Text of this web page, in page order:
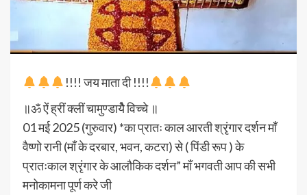
!!!! जय माता दी !!!!
॥ॐ ऐं ह्रीं क्लीं चामुण्डायैे विच्चे ॥
01 मई 2025 (गुरुवार) *का प्रातः काल आरती श्रृंगार दर्शन माँ
वैष्णो रानी (माँ के दरबार, भवन, कटरा) से ( पिंडी रूप ) के
प्रातःकाल श्रृंगार के आलौकिक दर्शन” माँ भगवती आप की सभी
मनोकामना पूर्ण करे जी